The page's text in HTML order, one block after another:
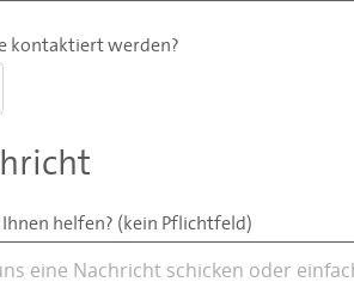
kontaktiert werden?
helfen? (kein Pflichtfeld)